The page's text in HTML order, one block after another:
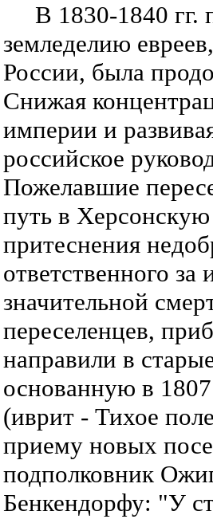
В 1830-1840 гг.
земледелию
России, была
Снижая
империи и
российское
Пожелавшие
путь в
притеснения
ответственного за
значительной
переселенцев,
направили в
основанную в
(иврит - Тихое
приему новых
подполковник
Бенкендорфу: "У